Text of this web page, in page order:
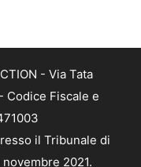
- Via Tata
Codice Fiscale e
il Tribunale di
2021.